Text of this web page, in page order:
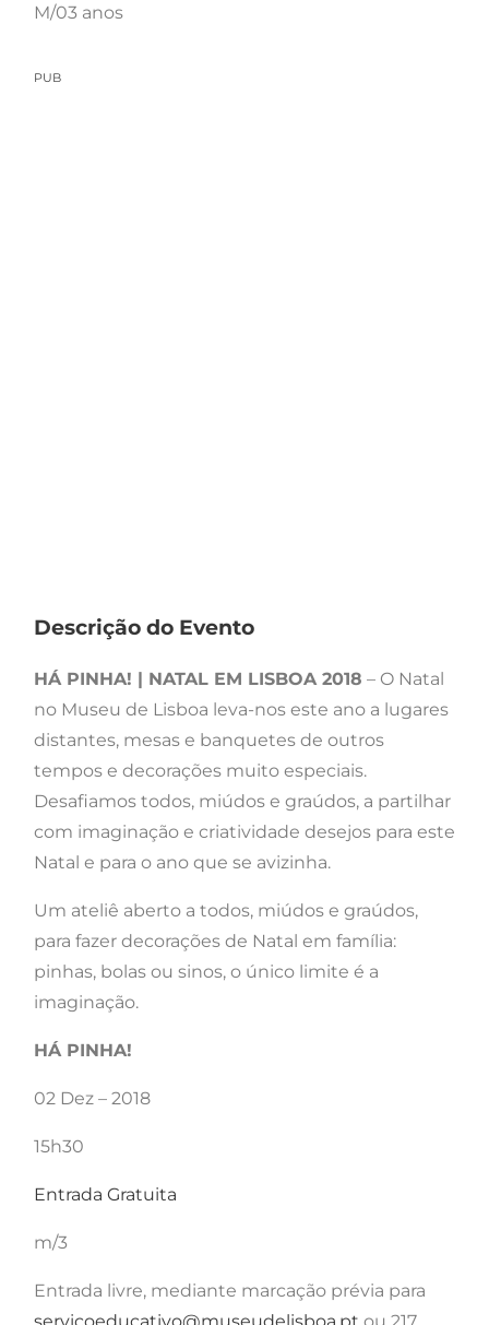
M/03 anos
PUB
Descrição do Evento
HÁ PINHA! | NATAL EM LISBOA 2018 – O Natal
no Museu de Lisboa leva-nos este ano a lugares
distantes, mesas e banquetes de outros
tempos e decorações muito especiais.
Desafiamos todos, miúdos e graúdos, a partilhar
com imaginação e criatividade desejos para este
Natal e para o ano que se avizinha.
Um ateliê aberto a todos, miúdos e graúdos,
para fazer decorações de Natal em família:
pinhas, bolas ou sinos, o único limite é a
imaginação.
HÁ PINHA!
02 Dez – 2018
15h30
Entrada Gratuita
m/3
Entrada livre, mediante marcação prévia para